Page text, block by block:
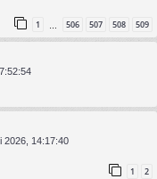
1 506 507 508 509
2026, 14:17:40
1 2